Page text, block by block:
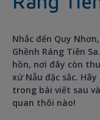
Nhắc đến Quy
Ghềnh Ráng Tiên
hồn, nơi đây còn
xứ Nẫu đặc sắc.
trong bài viết sau
quan thôi nào!